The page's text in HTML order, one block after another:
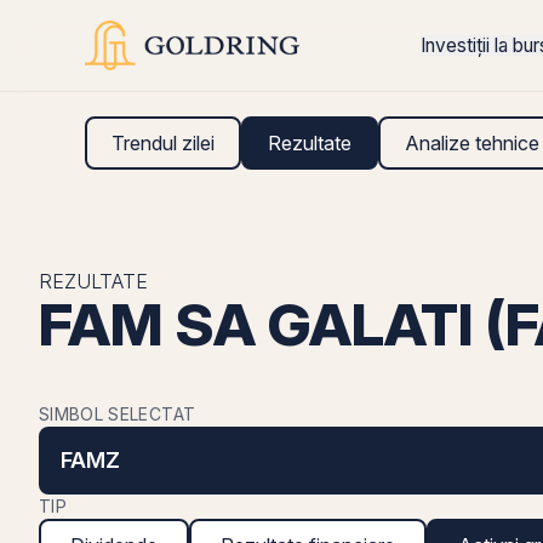
Investiții la
Trendul zilei Rezultate Analize tehnice
REZULTATE
FAM SA GALATI
SIMBOL SELECTAT
FAMZ
TIP